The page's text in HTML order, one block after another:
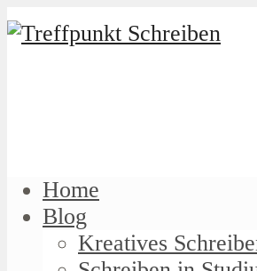
Home
Blog
Kreatives